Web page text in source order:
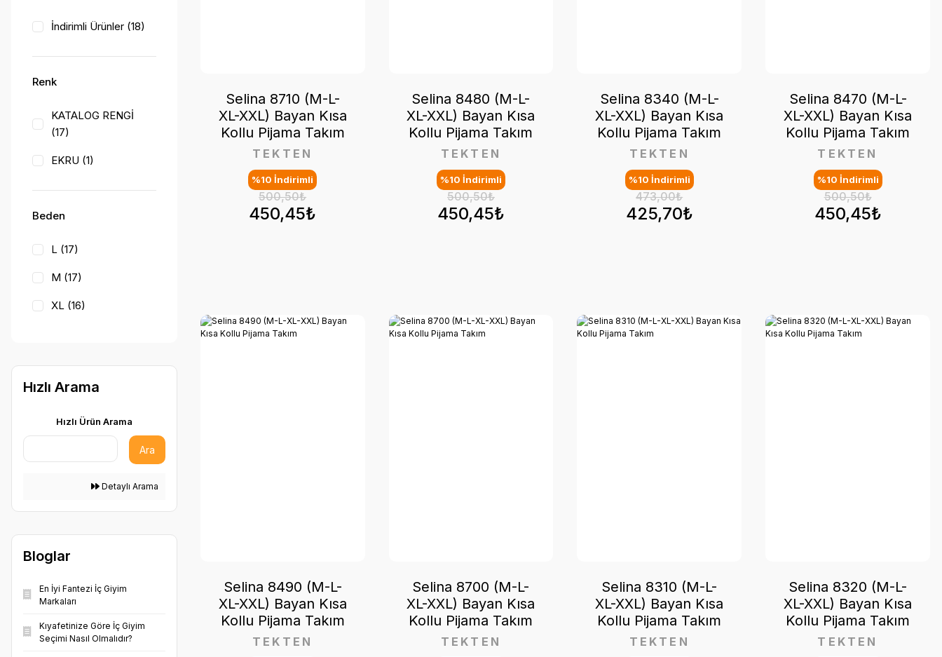
İndirimli Ürünler (18)
Renk
KATALOG RENGİ
(17)
EKRU (1)
Beden
L (17)
M (17)
XL (16)
Hızlı Arama
Hızlı Ürün Arama
Ara
Detaylı Arama
Bloglar
En İyi Fantezi İç Giyim
Markaları
Kıyafetinize Göre İç Giyim
Seçimi Nasıl Olmalıdır?
450,45₺
500,50₺
%10 İndirimli
TEKTEN
Selina 8710 (M-L-
XL-XXL) Bayan Kısa
Kollu Pijama Takım
450,45₺
500,50₺
%10 İndirimli
TEKTEN
Selina 8480 (M-L-
XL-XXL) Bayan Kısa
Kollu Pijama Takım
425,70₺
473,00₺
%10 İndirimli
TEKTEN
Selina 8340 (M-L-
XL-XXL) Bayan Kısa
Kollu Pijama Takım
450,45₺
500,50₺
%10 İndirimli
TEKTEN
Selina 8470 (M-L-
XL-XXL) Bayan Kısa
Kollu Pijama Takım
TEKTEN
Selina 8490 (M-L-
XL-XXL) Bayan Kısa
Kollu Pijama Takım
TEKTEN
Selina 8700 (M-L-
XL-XXL) Bayan Kısa
Kollu Pijama Takım
TEKTEN
Selina 8310 (M-L-
XL-XXL) Bayan Kısa
Kollu Pijama Takım
TEKTEN
Selina 8320 (M-L-
XL-XXL) Bayan Kısa
Kollu Pijama Takım